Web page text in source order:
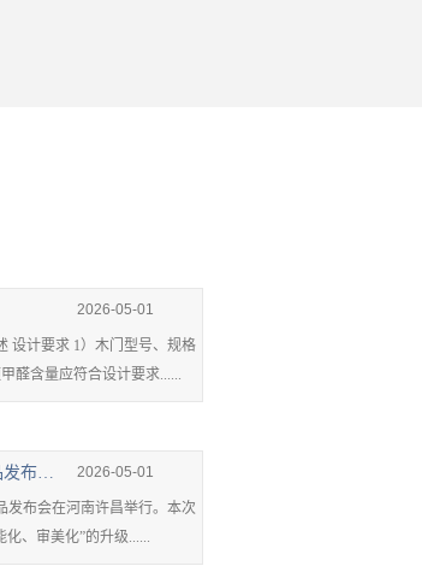
2026-05-01
计要求 1）木门型号、规格
醛含量应符合设计要求......
从守门”到懂家”：德盾2026新品发布会在河南许昌举行 2026-05-01
布会在河南许昌举行。本次
、审美化”的升级......